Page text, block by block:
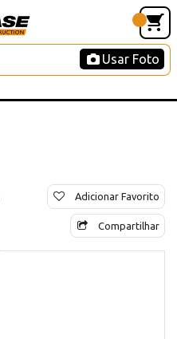
Usar Foto
Adicionar Favorito
Compartilhar